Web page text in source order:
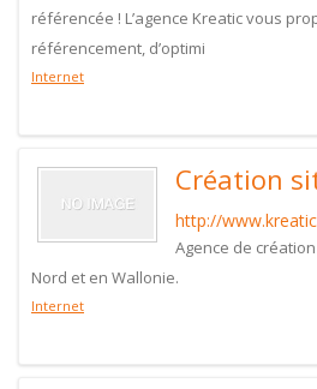
référencée ! L’agence Kreatic vous
référencement, d’optimi
Internet
Création
http://
Agence de
Nord et en Wallonie.
Internet